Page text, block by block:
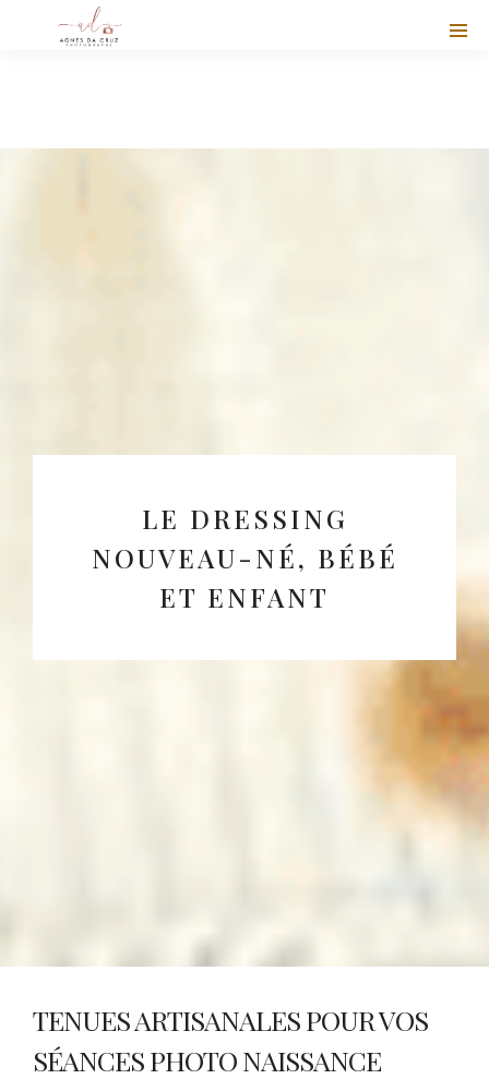
LE DRESSING
NOUVEAU-NÉ, BÉBÉ
ET ENFANT
TENUES ARTISANALES POUR VOS
SÉANCES PHOTO NAISSANCE